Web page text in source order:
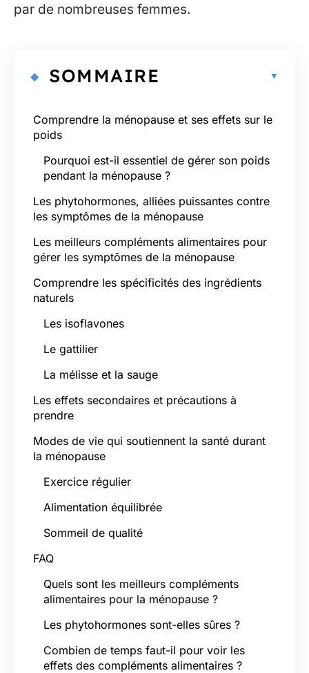
par de nombreuses femmes.
SOMMAIRE
Comprendre la ménopause et ses effets sur le
poids
Pourquoi est-il essentiel de gérer son poids
pendant la ménopause ?
Les phytohormones, alliées puissantes contre
les symptômes de la ménopause
Les meilleurs compléments alimentaires pour
gérer les symptômes de la ménopause
Comprendre les spécificités des ingrédients
naturels
Les isoflavones
Le gattilier
La mélisse et la sauge
Les effets secondaires et précautions à
prendre
Modes de vie qui soutiennent la santé durant
la ménopause
Exercice régulier
Alimentation équilibrée
Sommeil de qualité
FAQ
Quels sont les meilleurs compléments
alimentaires pour la ménopause ?
Les phytohormones sont-elles sûres ?
Combien de temps faut-il pour voir les
effets des compléments alimentaires ?